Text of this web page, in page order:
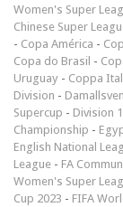
Women's Super
Chinese Super
- Copa América -
Copa do Brasil -
Uruguay - Coppa
Division -
Supercup - Division
Championship -
English National
League - FA
Women's Super
Cup 2023 - FIFA